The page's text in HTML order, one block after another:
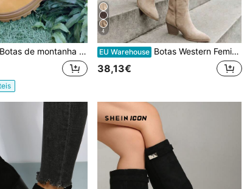
Botas de montanha com atacadores para mulheres, conforto e desempenho para aventuras ao ar livre, resistência e durabilidade, design funcional e elegante, caminhadas
4
EU Warehouse Botas Western Femininas Estilo Cowgirl com Salto Grosso Bordado e Bico Fino
38,13€